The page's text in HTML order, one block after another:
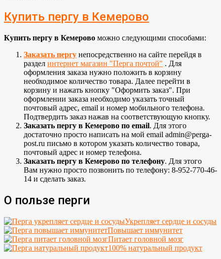
Купить пергу в Кемерово
Купить пергу в Кемерово можно следующими способами:
Заказать пергу непосредственно на сайте перейдя в
раздел интернет магазин "Перга почтой" . Для
оформления заказа нужно положить в корзину
необходимое количество товара. Далее перейти в
корзину и нажать кнопку "Оформить заказ". При
оформлении заказа необходимо указать точный
почтовый адрес, email и номер мобильного телефона.
Подтвердить заказ нажав на соответствующую кнопку.
Заказать пергу в Кемерово по email. Для этого
достаточно просто написать на мой email admin@perga-
post.ru письмо в котором указать количество товара,
почтовый адрес и номер телефона.
Заказать пергу в Кемерово по телефону. Для этого
Вам нужно просто позвонить по телефону: 8-952-770-46-
14 и сделать заказ.
О пользе перги
Укрепляет сердце и сосуды
Повышает иммунитет
Питает головной мозг
100% натуральный продукт